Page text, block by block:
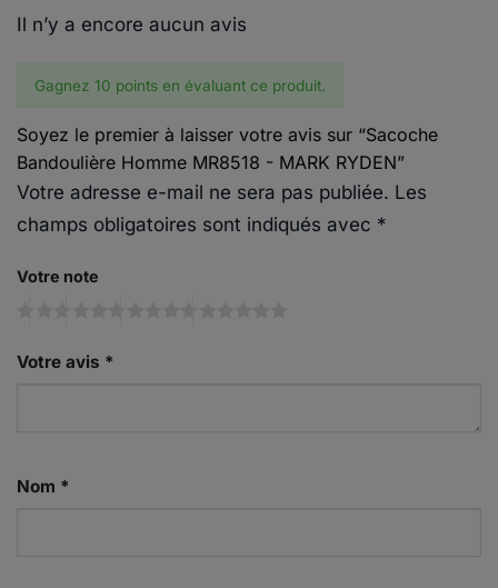
Il n’y a encore aucun avis
Gagnez 10 points en évaluant ce produit.
Soyez le premier à laisser votre avis sur “Sacoche
Bandoulière Homme MR8518 - MARK RYDEN”
Votre adresse e-mail ne sera pas publiée. Les
champs obligatoires sont indiqués avec *
Votre note
Votre avis *
Nom *